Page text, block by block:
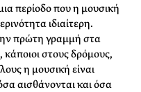
περίοδο που η μουσική
ιδιαίτερη.
πρώτη γραμμή στα
κάποιοι στους δρόμους,
η μουσική είναι
αισθάνονται και όσα